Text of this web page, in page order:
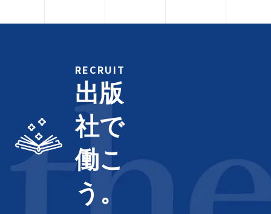
RECRUIT
出版
社で
働こ
う。